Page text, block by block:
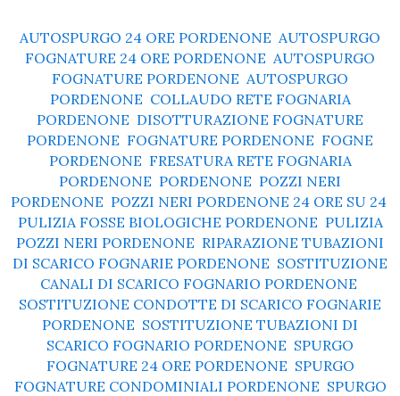
AUTOSPURGO 24 ORE PORDENONE AUTOSPURGO
FOGNATURE 24 ORE PORDENONE AUTOSPURGO
FOGNATURE PORDENONE AUTOSPURGO
PORDENONE COLLAUDO RETE FOGNARIA
PORDENONE DISOTTURAZIONE FOGNATURE
PORDENONE FOGNATURE PORDENONE FOGNE
PORDENONE FRESATURA RETE FOGNARIA
PORDENONE PORDENONE POZZI NERI
PORDENONE POZZI NERI PORDENONE 24 ORE SU 24,
PULIZIA FOSSE BIOLOGICHE PORDENONE PULIZIA
POZZI NERI PORDENONE RIPARAZIONE TUBAZIONI
DI SCARICO FOGNARIE PORDENONE SOSTITUZIONE
CANALI DI SCARICO FOGNARIO PORDENONE
SOSTITUZIONE CONDOTTE DI SCARICO FOGNARIE
PORDENONE SOSTITUZIONE TUBAZIONI DI
SCARICO FOGNARIO PORDENONE SPURGO
FOGNATURE 24 ORE PORDENONE SPURGO
FOGNATURE CONDOMINIALI PORDENONE SPURGO